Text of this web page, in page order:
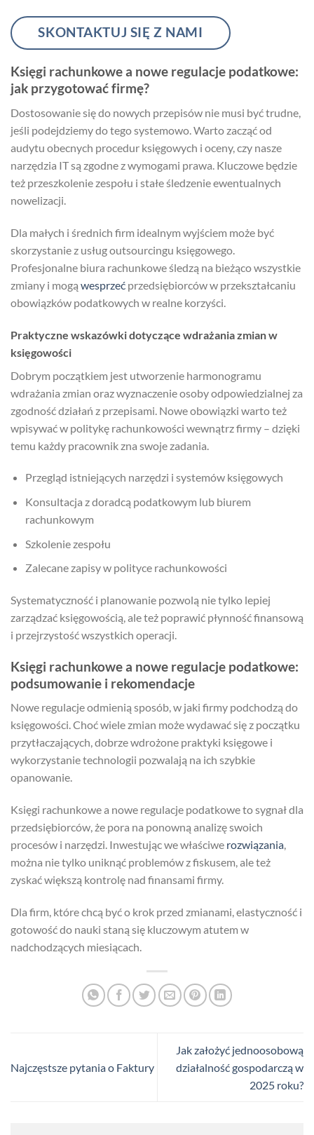
SKONTAKTUJ SIĘ Z NAMI
Księgi rachunkowe a nowe regulacje podatkowe:
jak przygotować firmę?
Dostosowanie się do nowych przepisów nie musi być trudne,
jeśli podejdziemy do tego systemowo. Warto zacząć od
audytu obecnych procedur księgowych i oceny, czy nasze
narzędzia IT są zgodne z wymogami prawa. Kluczowe będzie
też przeszkolenie zespołu i stałe śledzenie ewentualnych
nowelizacji.
Dla małych i średnich firm idealnym wyjściem może być
skorzystanie z usług outsourcingu księgowego.
Profesjonalne biura rachunkowe śledzą na bieżąco wszystkie
zmiany i mogą wesprzeć przedsiębiorców w przekształcaniu
obowiązków podatkowych w realne korzyści.
Praktyczne wskazówki dotyczące wdrażania zmian w
księgowości
Dobrym początkiem jest utworzenie harmonogramu
wdrażania zmian oraz wyznaczenie osoby odpowiedzialnej za
zgodność działań z przepisami. Nowe obowiązki warto też
wpisywać w politykę rachunkowości wewnątrz firmy – dzięki
temu każdy pracownik zna swoje zadania.
Przegląd istniejących narzędzi i systemów księgowych
Konsultacja z doradcą podatkowym lub biurem
rachunkowym
Szkolenie zespołu
Zalecane zapisy w polityce rachunkowości
Systematyczność i planowanie pozwolą nie tylko lepiej
zarządzać księgowością, ale też poprawić płynność finansową
i przejrzystość wszystkich operacji.
Księgi rachunkowe a nowe regulacje podatkowe:
podsumowanie i rekomendacje
Nowe regulacje odmienią sposób, w jaki firmy podchodzą do
księgowości. Choć wiele zmian może wydawać się z początku
przytłaczających, dobrze wdrożone praktyki księgowe i
wykorzystanie technologii pozwalają na ich szybkie
opanowanie.
Księgi rachunkowe a nowe regulacje podatkowe to sygnał dla
przedsiębiorców, że pora na ponowną analizę swoich
procesów i narzędzi. Inwestując we właściwe rozwiązania,
można nie tylko uniknąć problemów z fiskusem, ale też
zyskać większą kontrolę nad finansami firmy.
Dla firm, które chcą być o krok przed zmianami, elastyczność i
gotowość do nauki staną się kluczowym atutem w
nadchodzących miesiącach.
Najczęstsze pytania o Faktury
Jak założyć jednoosobową
działalność gospodarczą w
2025 roku?